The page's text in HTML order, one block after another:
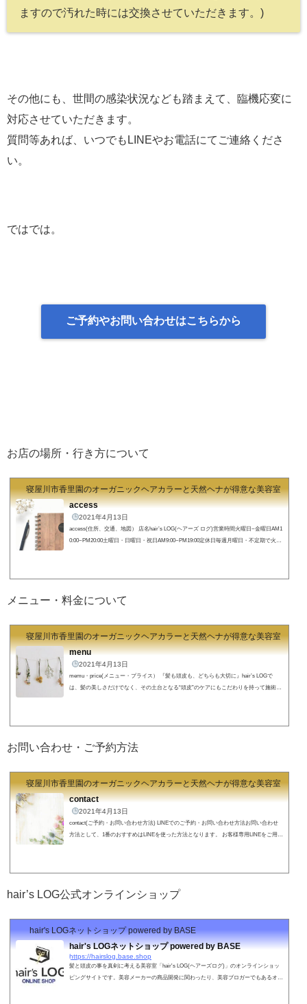
ますので汚れた時には交換させていただきます。)
その他にも、世間の感染状況なども踏まえて、臨機応変に
対応させていただきます。
質問等あれば、いつでもLINEやお電話にてご連絡くださ
い。
ではでは。
ご予約やお問い合わせはこちらから
お店の場所・行き方について
寝屋川市香里園のオーガニックヘアカラーと天然ヘナが得意な美容室
access
2021年4月13日
access(住所、交通、地図） 店名hair’s LOG(ヘアーズ ログ)営業時間火曜日~金曜日AM1
0:00~PM20:00土曜日・日曜日・祝日AM9:00~PM19:00定休日毎週月曜日・不定期で火曜
メニュー・料金について
寝屋川市香里園のオーガニックヘアカラーと天然ヘナが得意な美容室
menu
2021年4月13日
memu・price(メニュー・プライス） 『髪も頭皮も、どちらも大切に』hair’s LOGで
は、髪の美しさだけでなく、その土台となる“頭皮”のケアにもこだわりを持って施術を
いを込めて、いくつかのケアメ...
お問い合わせ・ご予約方法
寝屋川市香里園のオーガニックヘアカラーと天然ヘナが得意な美容室
contact
2021年4月13日
contact(ご予約・お問い合わせ方法) LINEでのご予約・お問い合わせ方法お問い合わせ
方法として、1番のおすすめはLINEを使った方法となります。 お客様専用LINEをご用意
クで簡単に登録できま...
hair’s LOG公式オンラインショップ
hair's LOGネットショップ powered by BASE
hair's LOGネットショップ powered by BASE
https://hairslog.base.shop
髪と頭皮の事を真剣に考える美容室「hair's LOG(ヘアーズログ)」のオンラインショッ
ピングサイトです。美容メーカーの商品開発に関わったり、美容ブロガーでもあるオー